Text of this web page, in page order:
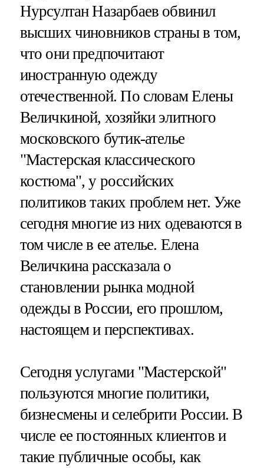
Нурсултан Назарбаев обвинил
высших чиновников страны в том,
что они предпочитают
иностранную одежду
отечественной. По словам Елены
Величкиной, хозяйки элитного
московского бутик-ателье
"Мастерская классического
костюма", у российских
политиков таких проблем нет. Уже
сегодня многие из них одеваются в
том числе в ее ателье. Елена
Величкина рассказала о
становлении рынка модной
одежды в России, его прошлом,
настоящем и перспективах.
Сегодня услугами "Мастерской"
пользуются многие политики,
бизнесмены и селебрити России. В
числе ее постоянных клиентов и
такие публичные особы, как